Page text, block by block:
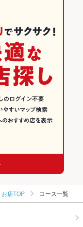
お店TOP コース一覧